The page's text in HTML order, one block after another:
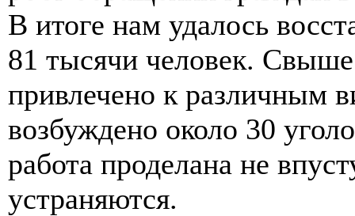
В итоге нам удалось
81 тысячи человек.
привлечено к различным
возбуждено около 30
работа проделана не
устраняются.